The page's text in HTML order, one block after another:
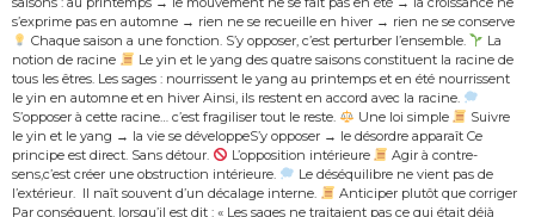
s’exprime pas en automne → rien ne se recueille en hiver → rien ne se conserve
Chaque saison a une fonction. S’y opposer, c’est perturber l’ensemble.
La
notion de racine
Le yin et le yang des quatre saisons constituent la racine de
tous les êtres. Les sages : nourrissent le yang au printemps et en été nourrissent
le yin en automne et en hiver Ainsi, ils restent en accord avec la racine.
S’opposer à cette racine… c’est fragiliser tout le reste.
Une loi simple
Suivre
le yin et le yang → la vie se développeS’y opposer → le désordre apparaît Ce
principe est direct. Sans détour.
L’opposition intérieure
Agir à contre-
sens,c’est créer une obstruction intérieure.
Le déséquilibre ne vient pas de
l’extérieur. Il naît souvent d’un décalage interne.
Anticiper plutôt que corriger
Par conséquent, lorsqu’il est dit : « Les sages ne traitaient pas ce qui était déjà